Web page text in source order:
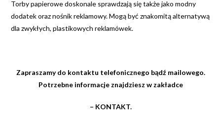
Torby papierowe doskonale sprawdzają się także jako modny
dodatek oraz nośnik reklamowy.Mogą być znakomitą alternatywą
dla zwykłych, plastikowych reklamówek.
Zapraszamy do kontaktu telefonicznego bądź mailowego.
Potrzebne informacje znajdziesz w zakładce
– KONTAKT.